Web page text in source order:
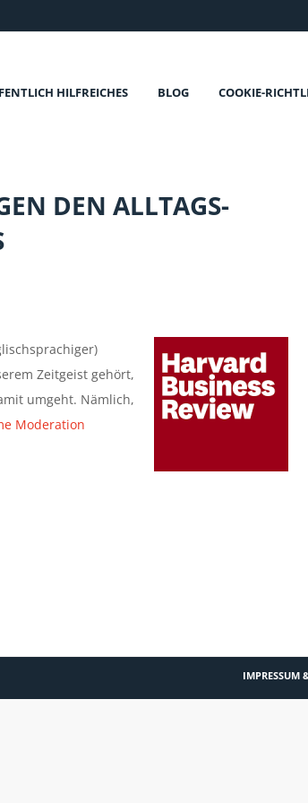
HILFREICHES BLOG COOKIE-
DEN ALLTAGS-
Zeitgeist gehört,
umgeht. Nämlich,
Moderation
IMPRESSUM